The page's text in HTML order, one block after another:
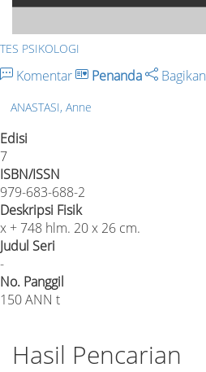
TES PSIKOLOGI
Komentar Penanda Bagikan
ANASTASI, Anne
Edisi
7
ISBN/ISSN
979-683-688-2
Deskripsi Fisik
x + 748 hlm. 20 x 26 cm.
Judul Seri
-
No. Panggil
150 ANN t
Hasil Pencarian